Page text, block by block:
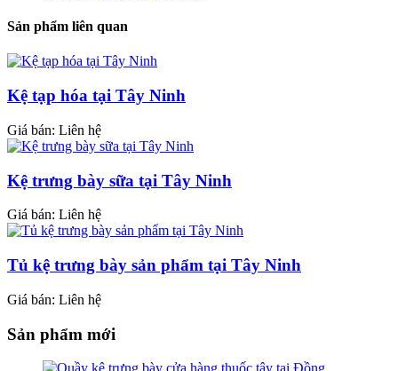
Sản phẩm liên quan
Kệ tạp hóa tại Tây Ninh
Giá bán: Liên hệ
Kệ trưng bày sữa tại Tây Ninh
Giá bán: Liên hệ
Tủ kệ trưng bày sản phẩm tại Tây Ninh
Giá bán: Liên hệ
Sản phẩm mới